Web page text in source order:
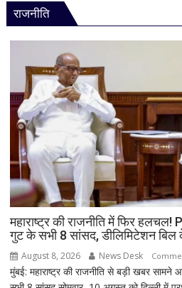
राजनीति
महाराष्ट्र की राजनीति में फिर हलचल!
गुट के सभी 8 सांसद, डीलिमिटेशन
August 8, 2026 News Desk
मुंबई: महाराष्ट्र की राजनीति से बड़ी खबर